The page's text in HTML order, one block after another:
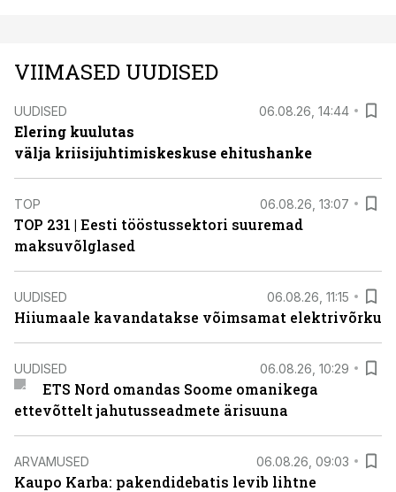
VIIMASED UUDISED
UUDISED 06.08.26, 14:44
Elering kuulutas
välja kriisijuhtimiskeskuse ehitushanke
TOP 06.08.26, 13:07
TOP 231 | Eesti tööstussektori suuremad
maksuvõlglased
UUDISED 06.08.26, 11:15
Hiiumaale kavandatakse võimsamat elektrivõrku
UUDISED 06.08.26, 10:29
ETS Nord omandas Soome omanikega
ettevõttelt jahutusseadmete ärisuuna
ARVAMUSED 06.08.26, 09:03
Kaupo Karba: pakendidebatis levib lihtne